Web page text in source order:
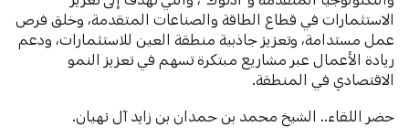
الاستثمارات في قطاع الطاقة والصناعات المتقدمة، وخلق فرص
عمل مستدامة، وتعزيز جاذبية منطقة العين للاستثمارات، ودعم
ريادة الأعمال عبر مشاريع مبتكرة تسهم في تعزيز النمو
الاقتصادي في المنطقة.
حضر اللقاء.. الشيخ محمد بن حمدان بن زايد آل نهيان.